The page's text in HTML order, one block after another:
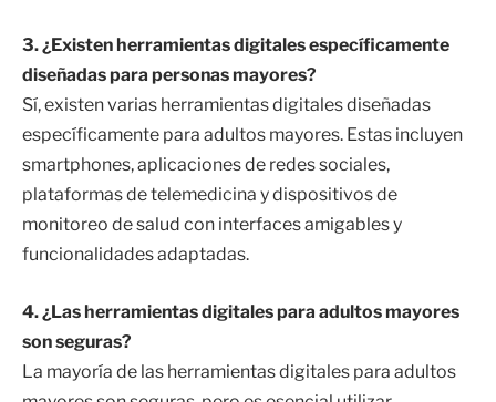
3. ¿Existen herramientas digitales específicamente
diseñadas para personas mayores?
Sí, existen varias herramientas digitales diseñadas
específicamente para adultos mayores. Estas incluyen
smartphones, aplicaciones de redes sociales,
plataformas de telemedicina y dispositivos de
monitoreo de salud con interfaces amigables y
funcionalidades adaptadas.
4. ¿Las herramientas digitales para adultos mayores
son seguras?
La mayoría de las herramientas digitales para adultos